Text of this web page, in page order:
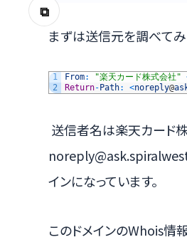
⧉
まずは送信元を調べてみ
1
2
From: "楽天カード株式会社"
Return- Path: <noreply@
送信者名は楽天カード
インになっています。
このドメインのWhois情